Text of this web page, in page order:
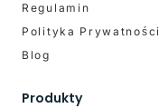
Regulamin
Polityka Prywatności
Blog
Produkty